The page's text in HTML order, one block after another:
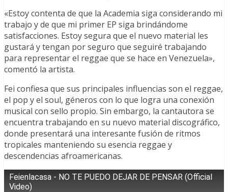
«Estoy contenta de que la Academia siga considerando mi
trabajo y de que mi primer EP siga brindándome
satisfacciones. Estoy segura que el nuevo material les
gustará y tengan por seguro que seguiré trabajando
para representar el reggae que se hace en Venezuela»,
comentó la artista.
Fei confiesa que sus principales influencias son el reggae,
el pop y el soul, géneros con lo que logra una conexión
musical con sello propio. Sin embargo, la cantautora se
encuentra trabajando en su nuevo material discográfico,
donde presentará una interesante fusión de ritmos
tropicales manteniendo su esencia reggae y
descendencias afroamericanas.
Feienlacasa - NO TE PUEDO DEJAR DE PENSAR (Official
Video)